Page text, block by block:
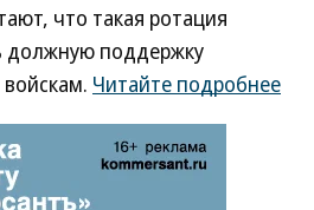
что такая ротация
должную поддержку
Читайте подробнее